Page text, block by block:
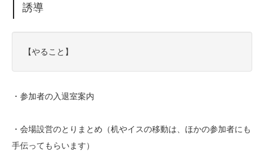
誘導
【やること】
・参加者の入退室案内
・会場設営のとりまとめ（机やイスの移動は、ほかの参加者にも
手伝ってもらいます）